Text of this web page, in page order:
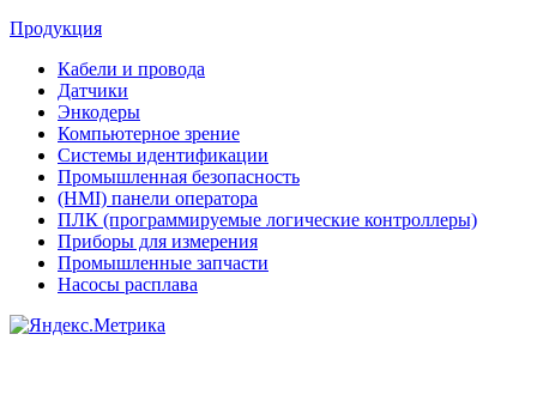
Продукция
Кабели и провода
Датчики
Энкодеры
Компьютерное зрение
Системы идентификации
Промышленная безопасность
(HMI) панели оператора
ПЛК (программируемые логические контроллеры)
Приборы для измерения
Промышленные запчасти
Насосы расплава